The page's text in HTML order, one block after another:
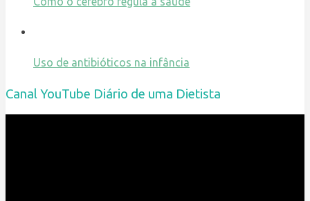
Uso de antibióticos na infância
Canal YouTube Diário de uma Dietista